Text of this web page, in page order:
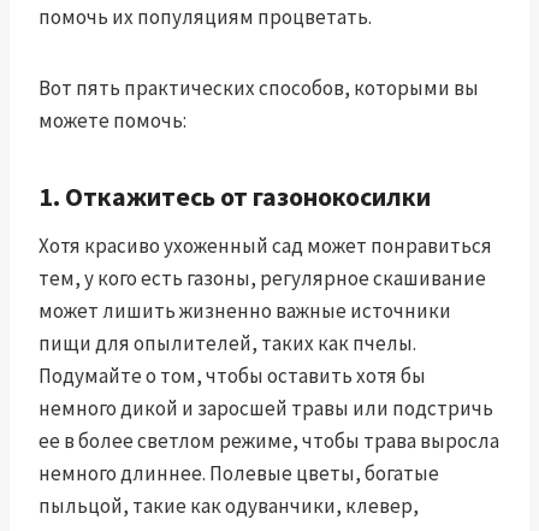
помочь их популяциям процветать.
Вот пять практических способов, которыми вы
можете помочь:
1. Откажитесь от газонокосилки
Хотя красиво ухоженный сад может понравиться
тем, у кого есть газоны, регулярное скашивание
может лишить жизненно важные источники
пищи для опылителей, таких как пчелы.
Подумайте о том, чтобы оставить хотя бы
немного дикой и заросшей травы или подстричь
ее в более светлом режиме, чтобы трава выросла
немного длиннее. Полевые цветы, богатые
пыльцой, такие как одуванчики, клевер,